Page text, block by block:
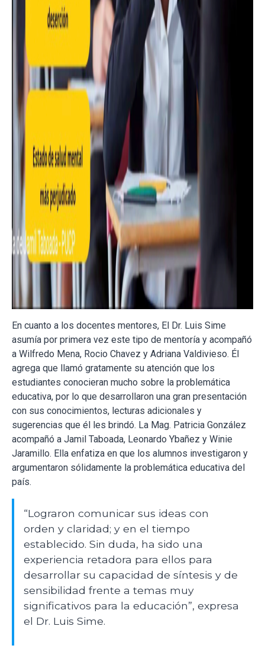
En cuanto a los docentes mentores, El Dr. Luis Sime
asumía por primera vez este tipo de mentoría y acompañó
a Wilfredo Mena, Rocio Chavez y Adriana Valdivieso. Él
agrega que llamó gratamente su atención que los
estudiantes conocieran mucho sobre la problemática
educativa, por lo que desarrollaron una gran presentación
con sus conocimientos, lecturas adicionales y
sugerencias que él les brindó. La Mag. Patricia González
acompañó a Jamil Taboada, Leonardo Ybañez y Winie
Jaramillo. Ella enfatiza en que los alumnos investigaron y
argumentaron sólidamente la problemática educativa del
país.
“Lograron comunicar sus ideas con
orden y claridad; y en el tiempo
establecido. Sin duda, ha sido una
experiencia retadora para ellos para
desarrollar su capacidad de síntesis y de
sensibilidad frente a temas muy
significativos para la educación”, expresa
el Dr. Luis Sime.